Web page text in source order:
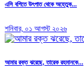
এসি বগিতে উৎপাত থেকে অহেতুক...
শনিবার, ০১ আগস্ট ২০২৬
আমার রক্ত ঝরেছে, তারেক রহমানকে...